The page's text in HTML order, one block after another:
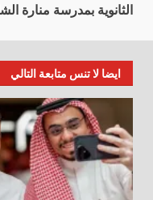
الثانوية بمدرسة منارة
ايضا لا تنس متابعة التالي